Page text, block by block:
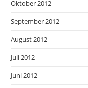
Oktober 2012
September 2012
August 2012
Juli 2012
Juni 2012